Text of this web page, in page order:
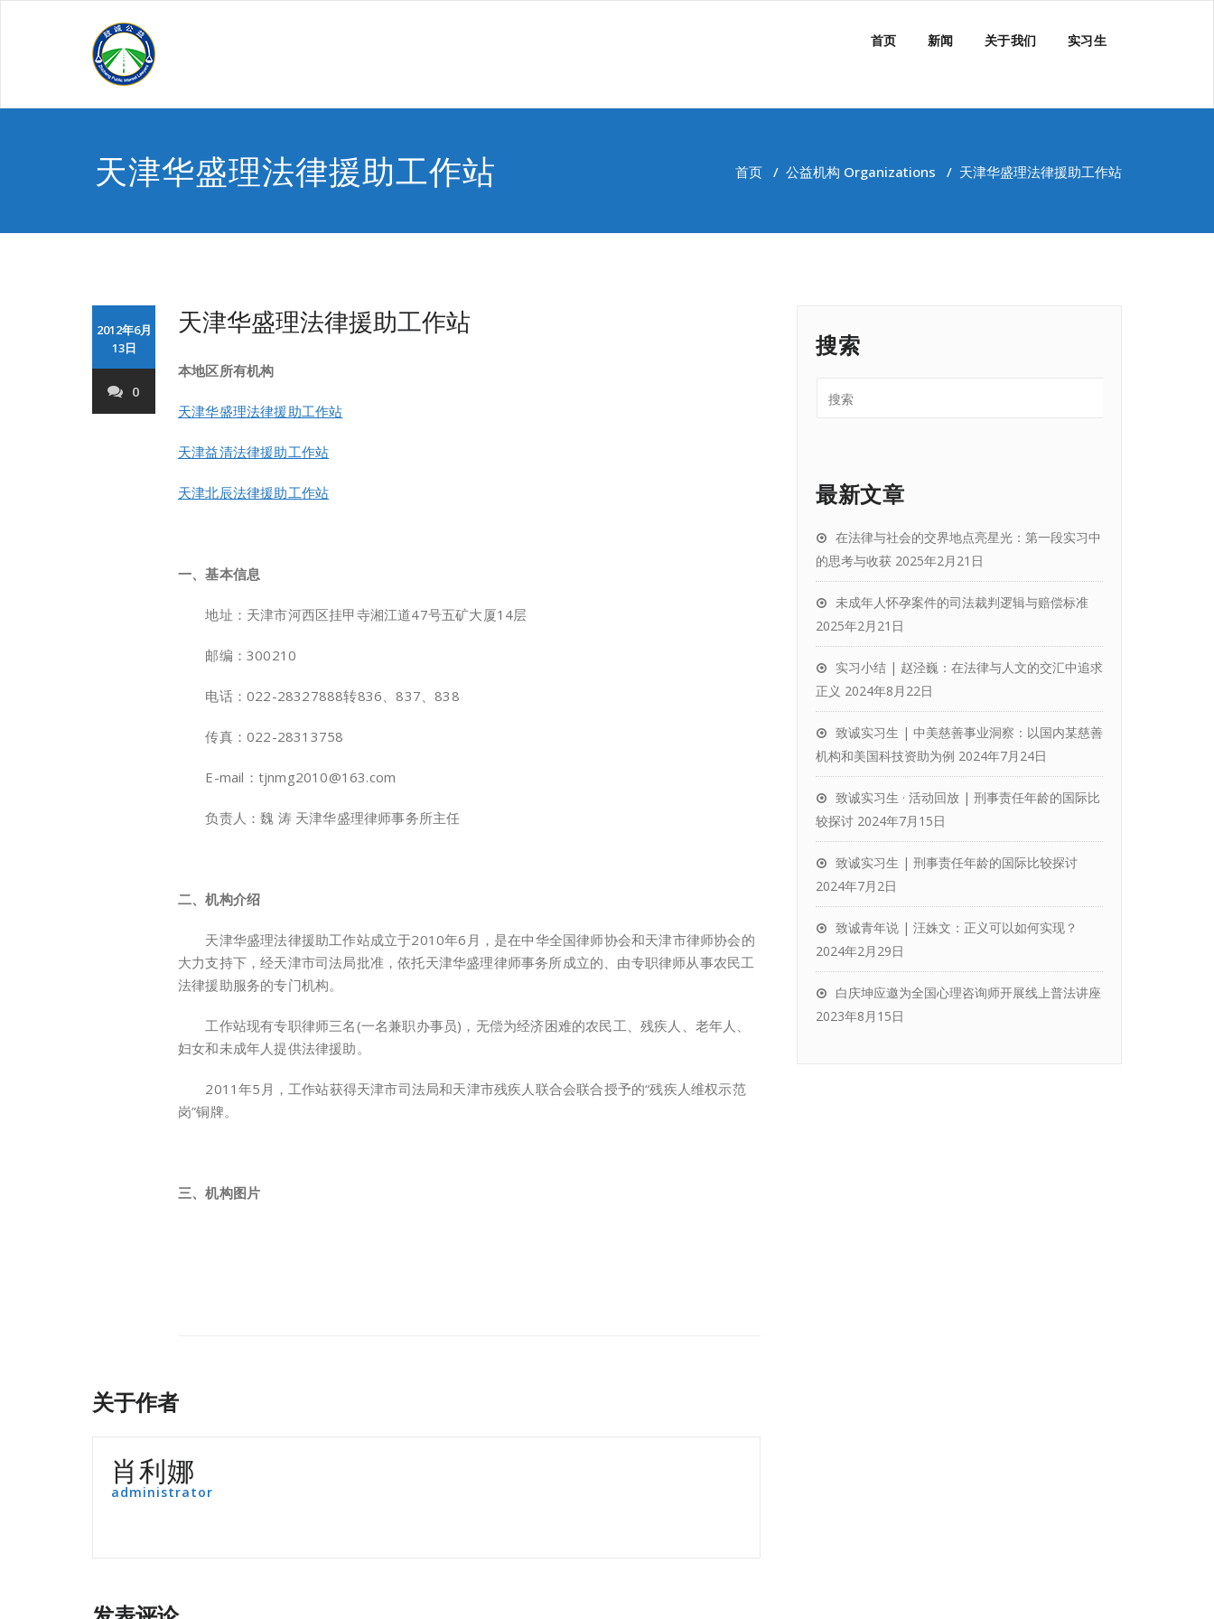
首页 新闻 关于我们 实习生
天津华盛理法律援助工作站 首页 / 公益机构 Organizations / 天津华盛理法律援助工作站
2012年6月
13日
0
天津华盛理法律援助工作站
本地区所有机构
天津华盛理法律援助工作站
天津益清法律援助工作站
天津北辰法律援助工作站
一、基本信息
地址：天津市河西区挂甲寺湘江道47号五矿大厦14层
邮编：300210
电话：022-28327888转836、837、838
传真：022-28313758
E-mail：tjnmg2010@163.com
负责人：魏 涛 天津华盛理律师事务所主任
二、机构介绍
天津华盛理法律援助工作站成立于2010年6月，是在中华全国律师协会和天津市律师协会的
大力支持下，经天津市司法局批准，依托天津华盛理律师事务所成立的、由专职律师从事农民工
法律援助服务的专门机构。
工作站现有专职律师三名(一名兼职办事员)，无偿为经济困难的农民工、残疾人、老年人、
妇女和未成年人提供法律援助。
2011年5月，工作站获得天津市司法局和天津市残疾人联合会联合授予的“残疾人维权示范
岗”铜牌。
三、机构图片
关于作者
肖利娜
administrator
搜索
最新文章
在法律与社会的交界地点亮星光：第一段实习中
的思考与收获 2025年2月21日
未成年人怀孕案件的司法裁判逻辑与赔偿标准
2025年2月21日
实习小结 | 赵泾巍：在法律与人文的交汇中追求
正义 2024年8月22日
致诚实习生 | 中美慈善事业洞察：以国内某慈善
机构和美国科技资助为例 2024年7月24日
致诚实习生 · 活动回放 | 刑事责任年龄的国际比
较探讨 2024年7月15日
致诚实习生 | 刑事责任年龄的国际比较探讨
2024年7月2日
致诚青年说 | 汪姝文：正义可以如何实现？
2024年2月29日
白庆坤应邀为全国心理咨询师开展线上普法讲座
2023年8月15日